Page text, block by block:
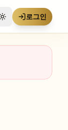
테마 전환로그인